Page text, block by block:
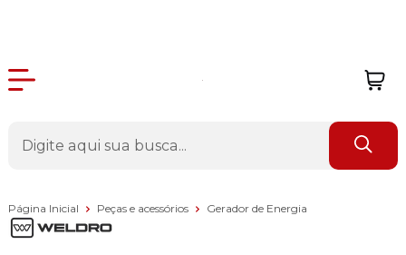
Página Inicial Peças e acessórios Gerador de Energia